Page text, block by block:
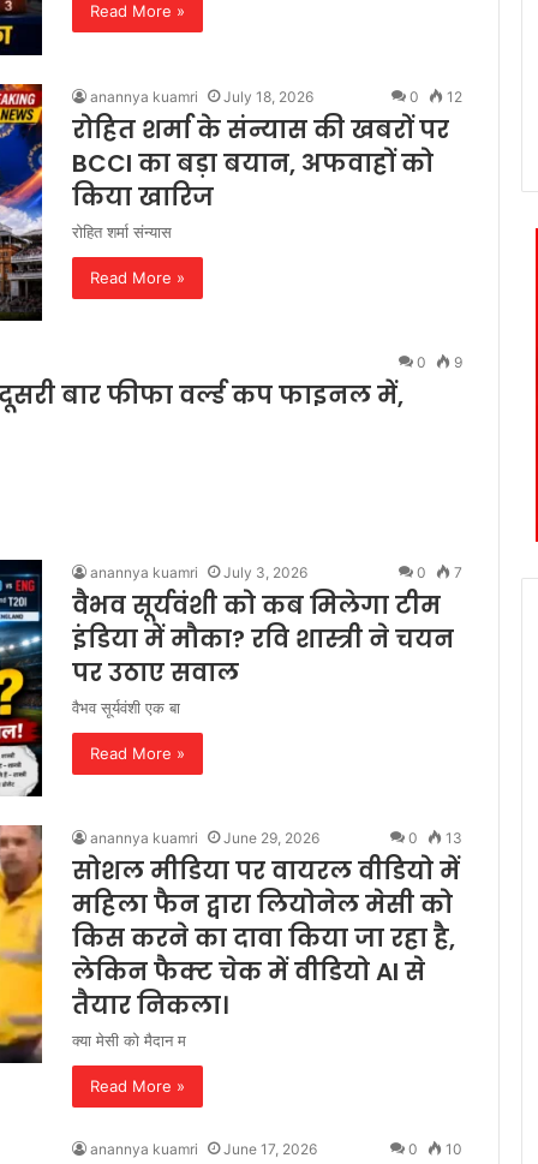
Read More »
anannya kuamri July 18, 2026 0 12
रोहित शर्मा के संन्यास की खबरों पर
BCCI का बड़ा बयान, अफवाहों को
किया खारिज
रोहित शर्मा संन्यास
Read More »
0 9
बार फीफा वर्ल्ड कप फाइनल में,
anannya kuamri July 3, 2026 0 7
वैभव सूर्यवंशी को कब मिलेगा टीम
इंडिया में मौका? रवि शास्त्री ने चयन
पर उठाए सवाल
वैभव सूर्यवंशी एक बा
Read More »
anannya kuamri June 29, 2026 0 13
सोशल मीडिया पर वायरल वीडियो में
महिला फैन द्वारा लियोनेल मेसी को
किस करने का दावा किया जा रहा है,
लेकिन फैक्ट चेक में वीडियो AI से
तैयार निकला।
क्या मेसी को मैदान म
Read More »
anannya kuamri June 17, 2026 0 10